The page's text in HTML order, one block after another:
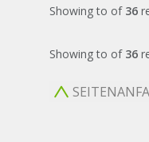
Showingto of 36
Showingto of 36